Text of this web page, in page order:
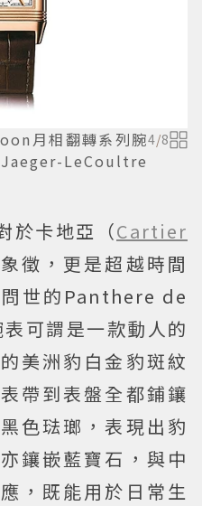
月相翻轉系列腕
LeCoultre
4/8
於卡地亞（Cartier
徵，更是超越時間
世的Panthere de
可謂是一款動人的
美洲豹白金豹斑紋
帶到表盤全都鋪鑲
色琺瑯，表現出豹
鑲嵌藍寶石，與中
，既能用於日常生